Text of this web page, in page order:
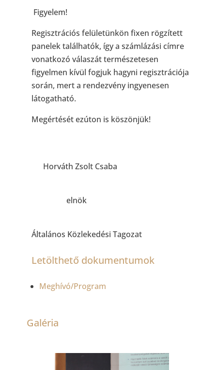
Figyelem!
Regisztrációs felületünkön fixen rögzített
panelek találhatók, így a számlázási címre
vonatkozó válaszát természetesen
figyelmen kívül fogjuk hagyni regisztrációja
során, mert a rendezvény ingyenesen
látogatható.
Megértését ezúton is köszönjük!
Horváth Zsolt Csaba
elnök
Általános Közlekedési Tagozat
Letölthető dokumentumok
Meghívó/Program
Galéria